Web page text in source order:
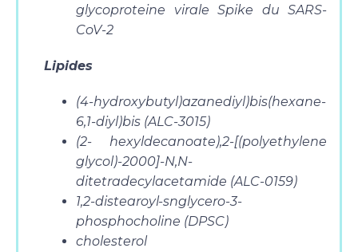
glycoproteine virale Spike du SARS-
CoV-2
Lipides
(4-hydroxybutyl)azanediyl)bis(hexane-
6,1-diyl)bis (ALC-3015)
(2- hexyldecanoate),2-[(polyethylene
glycol)-2000]-N,N-
ditetradecylacetamide (ALC-0159)
1,2-distearoyl-snglycero-3-
phosphocholine (DPSC)
cholesterol